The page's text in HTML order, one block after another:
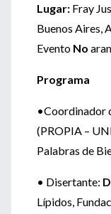
Lugar: Fray
Buenos Aires,
Evento No
Programa
•Coordinador
(PROPIA –
Palabras de
• Disertante:
Lípidos,